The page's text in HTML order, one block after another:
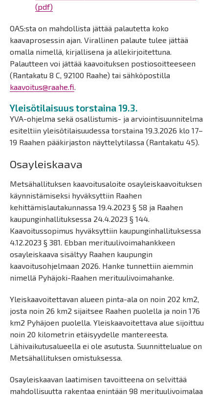
(pdf)
OAS:sta on mahdollista jättää palautetta koko
kaavaprosessin ajan. Virallinen palaute tulee jättää
omalla nimellä, kirjallisena ja allekirjoitettuna.
Palautteen voi jättää kaavoituksen postiosoitteeseen
(Rantakatu 8 C, 92100 Raahe) tai sähköpostilla
kaavoitus@raahe.fi.
Yleisötilaisuus torstaina 19.3.
YVA-ohjelma sekä osallistumis- ja arviointisuunnitelma
esiteltiin yleisötilaisuudessa torstaina 19.3.2026 klo 17–
19 Raahen pääkirjaston näyttelytilassa (Rantakatu 45).
Osayleiskaava
Metsähallituksen kaavoitusaloite osayleiskaavoituksen
käynnistämiseksi hyväksyttiin Raahen
kehittämislautakunnassa 19.4.2023 § 58 ja Raahen
kaupunginhallituksessa 24.4.2023 § 144.
Kaavoitussopimus hyväksyttiin kaupunginhallituksessa
4.12.2023 § 381. Ebban merituulivoimahankkeen
osayleiskaava sisältyy Raahen kaupungin
kaavoitusohjelmaan 2026. Hanke tunnettiin aiemmin
nimellä Pyhäjoki-Raahen merituulivoimahanke.
Yleiskaavoitettavan alueen pinta-ala on noin 202 km2,
josta noin 26 km2 sijaitsee Raahen puolella ja noin 176
km2 Pyhäjoen puolella. Yleiskaavoitettava alue sijoittuu
noin 20 kilometrin etäisyydelle mantereesta.
Lähivaikutusalueella ei ole asutusta. Suunnittelualue on
Metsähallituksen omistuksessa.
Osayleiskaavan laatimisen tavoitteena on selvittää
mahdollisuutta rakentaa enintään 98 merituulivoimalaa